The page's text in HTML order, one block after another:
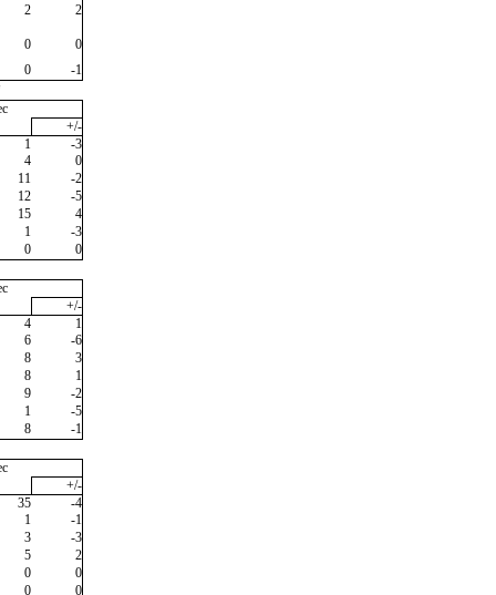
2
2
0
0
0
-1
+/-
1
-3
4
0
11
-2
12
-5
15
4
1
-3
0
0
+/-
4
1
6
-6
8
3
8
1
9
-2
1
-5
8
-1
+/-
35
-4
1
-1
3
-3
5
2
0
0
0 0